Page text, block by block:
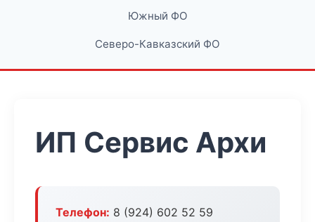
Южный ФО
Северо-Кавказский ФО
ИП Сервис Архи
Телефон: 8 (924) 602 52 59